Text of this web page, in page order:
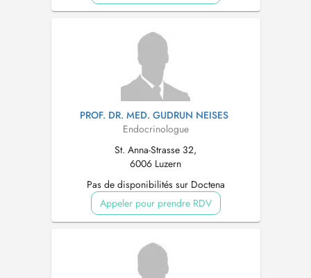
PROF. DR. MED. GUDRUN NEISES
Endocrinologue
St. Anna-Strasse 32,
6006 Luzern
Pas de disponibilités sur Doctena
Appeler pour prendre RDV